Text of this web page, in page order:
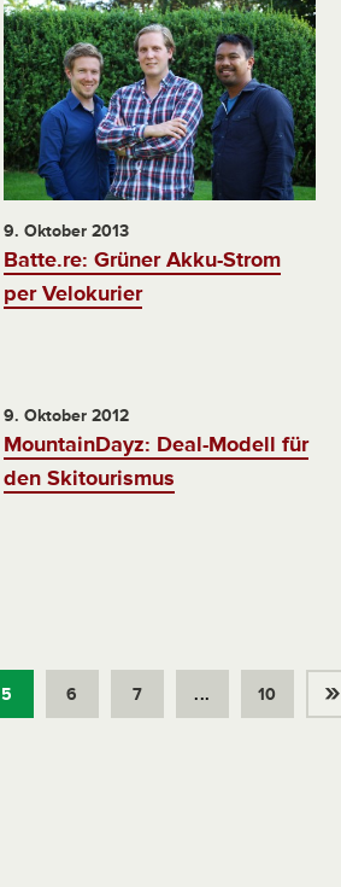
9. Oktober 2013
Batte.re: Grüner Akku-Strom
per Velokurier
9. Oktober 2012
MountainDayz: Deal-Modell für
den Skitourismus
5 6 7 ... 10 »